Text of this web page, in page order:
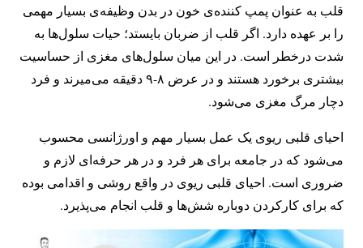
قلب به عنوان پمپ کننده‌ی خون در بدن وظیفه‌ی بسیار مهمی
را بر عهده دارد. اگر قلب از ضربان بایستد؛ حیات سلول‌ها به
شدت درخطر است. در این میان سلول‌های مغزی از حساسیت
بیشتری برخورد هستند و در عرض ۸-۹ دقیقه می‌میرند و فرد
دچار مرگ مغزی می‌شود.
احیای قلبی ریوی یک عمل بسیار مهم و اورژانسی محسوب
می‌شود که در جامعه برای هر فرد و در هر حرفه‌ای لازم و
ضروری است. احیای قلبی ریوی در واقع روشی و اقدامی بوده
که برای کارکردن دوباره شش‌ها و قلب انجام می‌پذیرد.